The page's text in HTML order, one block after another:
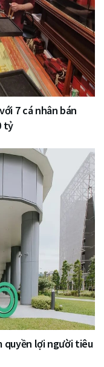
7 cá nhân bán
tỷ
quyền lợi người tiêu